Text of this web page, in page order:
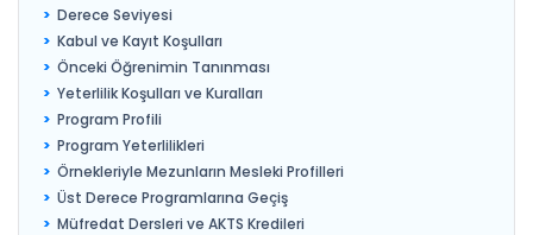
Derece Seviyesi
Kabul ve Kayıt Koşulları
Önceki Öğrenimin Tanınması
Yeterlilik Koşulları ve Kuralları
Program Profili
Program Yeterlilikleri
Örnekleriyle Mezunların Mesleki Profilleri
Üst Derece Programlarına Geçiş
Müfredat Dersleri ve AKTS Kredileri